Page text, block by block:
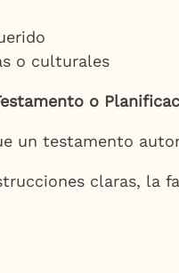
o culturales
o
un testamento
claras, la